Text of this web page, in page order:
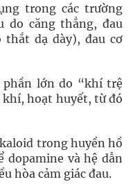
trong các trường
do căng thẳng, đau
dạ dày), đau cơ
phần lớn do “khí trệ
hoạt huyết, từ đó
trong huyền hồ
và hệ dẫn
hòa cảm giác đau.